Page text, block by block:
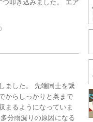
叩き込みました。 エア
ました。 先端同士を繋
からしっかりと奥まで
まるようになっていま
分雨漏りの原因になる